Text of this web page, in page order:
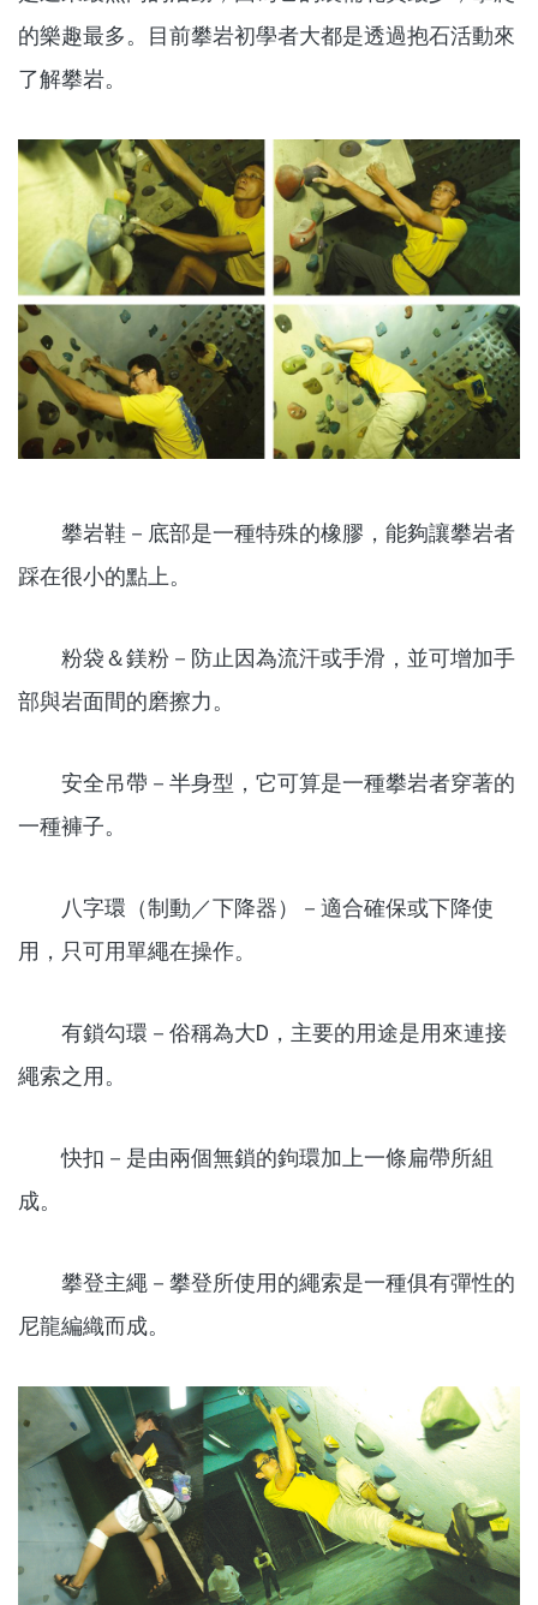
的樂趣最多。目前攀岩初學者大都是透過抱石活動來
了解攀岩。
攀岩鞋－底部是一種特殊的橡膠，能夠讓攀岩者
踩在很小的點上。
粉袋＆鎂粉－防止因為流汗或手滑，並可增加手
部與岩面間的磨擦力。
安全吊帶－半身型，它可算是一種攀岩者穿著的
一種褲子。
八字環（制動／下降器）－適合確保或下降使
用，只可用單繩在操作。
有鎖勾環－俗稱為大D，主要的用途是用來連接
繩索之用。
快扣－是由兩個無鎖的鉤環加上一條扁帶所組
成。
攀登主繩－攀登所使用的繩索是一種俱有彈性的
尼龍編織而成。